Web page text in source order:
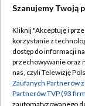
Abonament
Emisja w TVP
Centrum
Szanujemy Twoją
Kliknij "Akceptuję i
korzystanie z
dostęp do informacji
przechowywanie oraz
nas, czyli Telewizję
Zaufanych Partnerów
Partnerów TVP (93
zautomatyzowanego